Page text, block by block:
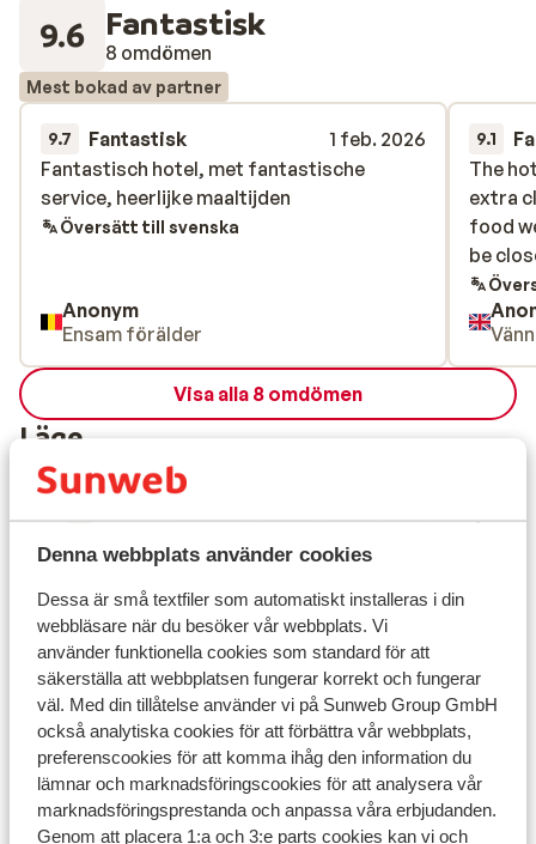
Denna webbplats använder cookies
Dessa är små textfiler som automatiskt installeras i din
webbläsare när du besöker vår webbplats. Vi
använder funktionella cookies som standard för att
säkerställa att webbplatsen fungerar korrekt och fungerar
väl. Med din tillåtelse använder vi på Sunweb Group GmbH
också analytiska cookies för att förbättra vår webbplats,
preferenscookies för att komma ihåg den information du
lämnar och marknadsföringscookies för att analysera vår
marknadsföringsprestanda och anpassa våra erbjudanden.
Genom att placera 1:a och 3:e parts cookies kan vi och
9.6 Fantastisk
8 omdömen
Mest bokad av partner
9.7 Fantastisk
1 feb. 2026
Fantastisch hotel, met fantastische
service, heerlijke maaltijden
Fantastisch hotel, met fantastische
service, heerlijke maaltijden
Översätt till svenska
Anonym
Ensam förälder
9.1
The
extra
food
be
The
extra
food
be
Visa alla 8 omdömen
Läge
I området
I centrum
Avstånd till flygplats ca 100 km
Avstånd till pist ca 300 m
Skidbuss i direktanslutning till hotellet